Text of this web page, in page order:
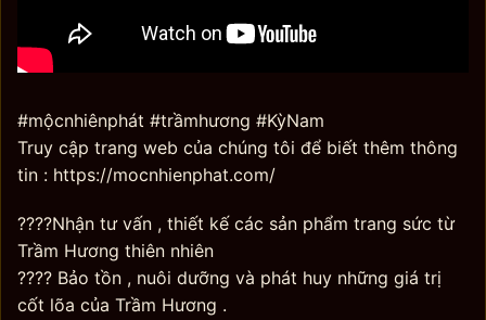
#mộcnhiênphát #trầmhương #KỳNam
Truy cập trang web của chúng tôi để biết thêm thông
tin : https://mocnhienphat.com/
????Nhận tư vấn , thiết kế các sản phẩm trang sức từ
Trầm Hương thiên nhiên
???? Bảo tồn , nuôi dưỡng và phát huy những giá trị
cốt lõa của Trầm Hương .